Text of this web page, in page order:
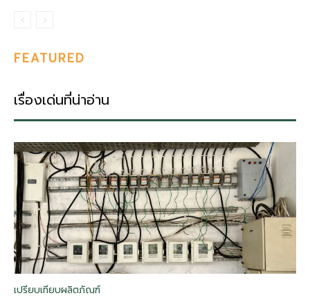
FEATURED
เรื่องเด่นที่น่าอ่าน
เปรียบเทียบผลิตภัณฑ์